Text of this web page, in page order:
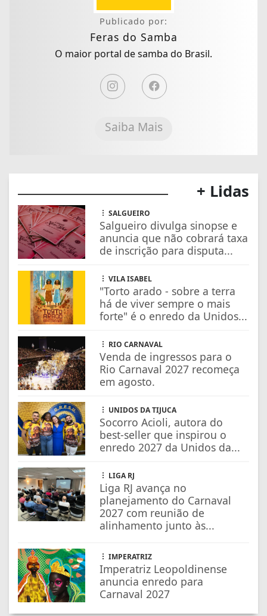
Publicado por:
Feras do Samba
O maior portal de samba do Brasil.
Saiba Mais
+ Lidas
SALGUEIRO
Salgueiro divulga sinopse e
anuncia que não cobrará taxa
de inscrição para disputa...
VILA ISABEL
"Torto arado - sobre a terra
há de viver sempre o mais
forte" é o enredo da Unidos...
RIO CARNAVAL
Venda de ingressos para o
Rio Carnaval 2027 recomeça
em agosto.
UNIDOS DA TIJUCA
Socorro Acioli, autora do
best-seller que inspirou o
enredo 2027 da Unidos da...
LIGA RJ
Liga RJ avança no
planejamento do Carnaval
2027 com reunião de
alinhamento junto às...
IMPERATRIZ
Imperatriz Leopoldinense
anuncia enredo para
Carnaval 2027